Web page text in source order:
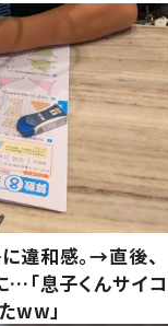
違和感。→直後、
…「息子くんサイコ
ww」